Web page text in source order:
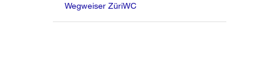
Wegweiser ZüriWC